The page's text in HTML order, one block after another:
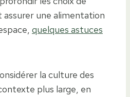
une alimentation
quelques astuces
la culture des
plus large, en